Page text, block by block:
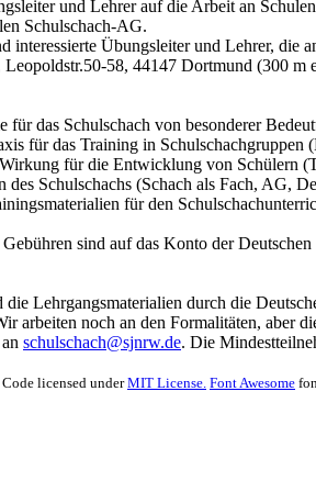
und Lehrer auf die Arbeit an
Schulschach-AG.
interessierte Übungsleiter und Lehrer, die
58, 44147 Dortmund (300 m
das Schulschach von besonderer
für das Training in Schulschachgruppen
für die Entwicklung von Schülern
Schulschachs (Schach als Fach, AG,
für den
sind auf das Konto der
Lehrgangsmaterialien durch die
arbeiten noch an den Formalitäten, aber
schulschach@sjnrw.de. Die
licensed underMIT License. Font Awesome